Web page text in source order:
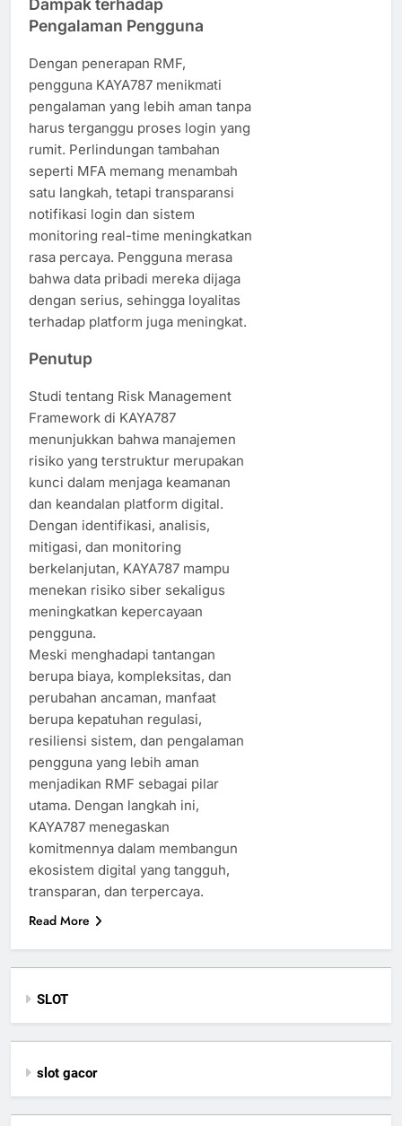
Dampak terhadap
Pengalaman Pengguna
Dengan penerapan RMF,
pengguna KAYA787 menikmati
pengalaman yang lebih aman tanpa
harus terganggu proses login yang
rumit. Perlindungan tambahan
seperti MFA memang menambah
satu langkah, tetapi transparansi
notifikasi login dan sistem
monitoring real-time meningkatkan
rasa percaya. Pengguna merasa
bahwa data pribadi mereka dijaga
dengan serius, sehingga loyalitas
terhadap platform juga meningkat.
Penutup
Studi tentang Risk Management
Framework di KAYA787
menunjukkan bahwa manajemen
risiko yang terstruktur merupakan
kunci dalam menjaga keamanan
dan keandalan platform digital.
Dengan identifikasi, analisis,
mitigasi, dan monitoring
berkelanjutan, KAYA787 mampu
menekan risiko siber sekaligus
meningkatkan kepercayaan
pengguna.
Meski menghadapi tantangan
berupa biaya, kompleksitas, dan
perubahan ancaman, manfaat
berupa kepatuhan regulasi,
resiliensi sistem, dan pengalaman
pengguna yang lebih aman
menjadikan RMF sebagai pilar
utama. Dengan langkah ini,
KAYA787 menegaskan
komitmennya dalam membangun
ekosistem digital yang tangguh,
transparan, dan terpercaya.
Read More
SLOT
slot gacor